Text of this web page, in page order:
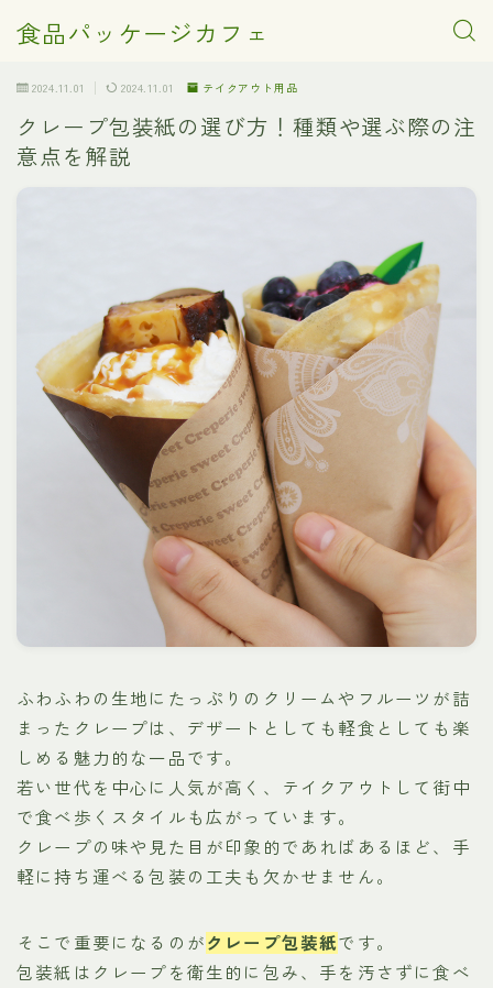
食品パッケージカフェ
2024.11.01 2024.11.01 テイクアウト用品
クレープ包装紙の選び方！種類や選ぶ際の注
意点を解説
ふわふわの生地にたっぷりのクリームやフルーツが詰
まったクレープは、デザートとしても軽食としても楽
しめる魅力的な一品です。
若い世代を中心に人気が高く、テイクアウトして街中
で食べ歩くスタイルも広がっています。
クレープの味や見た目が印象的であればあるほど、手
軽に持ち運べる包装の工夫も欠かせません。
そこで重要になるのがクレープ包装紙です。
包装紙はクレープを衛生的に包み、手を汚さずに食べ